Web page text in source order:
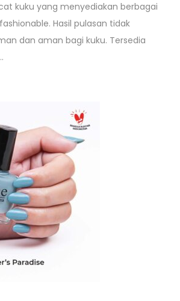
kuku yang menyediakan berbagai
Hasil pulasan tidak
dan aman bagi kuku. Tersedia